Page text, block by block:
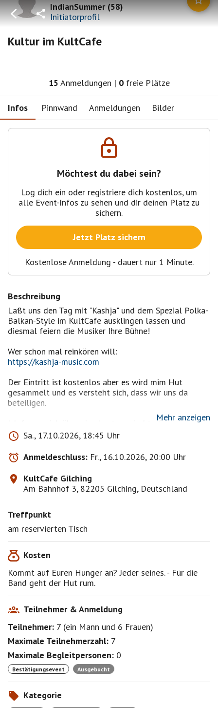
IndianSummer(58)
Initiatorprofil
Kultur im KultCafe
15 Anmeldungen | 0 freie Plätze
Infos Pinnwand Anmeldungen Bilder
Möchtest du dabei sein?
Log dich ein oder registriere dich kostenlos, um
alle Event-Infos zu sehen und dir deinen Platz zu
sichern.
Jetzt Platz sichern
Kostenlose Anmeldung - dauert nur 1 Minute.
Beschreibung
Laßt uns den Tag mit "Kashja" und dem Spezial Polka-
Balkan-Style im KultCafe ausklingen lassen und
diesmal feiern die Musiker Ihre Bühne!
https://kashja-music.com
Der Eintritt ist kostenlos aber es wird mim Hut
gesammelt und es versteht sich, dass wir uns da
beteiligen.
Ich freue mich über eine bunt gemischte Gruppe im
gefühlt passenden Alter.
Mir persönlich bekannte und zuverlässige Müsis
werden bevorzugt bestätigt.
https://www.kult.cafe/speisekarte
Das ist ein privates Treffen, keinerlei
Schade, dass ich das dazuschreiben muss, aber
Teilnehmer sind unerwünscht.
Mehr anzeigen
Sa., 17.10.2026, 18:45 Uhr
Anmeldeschluss: Fr., 16.10.2026, 20:00 Uhr
KultCafe Gilching
Am Bahnhof 3, 82205 Gilching, Deutschland
Treffpunkt
am reservierten Tisch
Kosten
Kommt auf Euren Hunger an? Jeder seines. - Für die
Band geht der Hut rum.
Teilnehmer & Anmeldung
Teilnehmer: 7 (ein Mann und 6 Frauen)
Maximale Teilnehmerzahl: 7
Maximale Begleitpersonen: 0
Bestätigungsevent Ausgebucht
Kategorie